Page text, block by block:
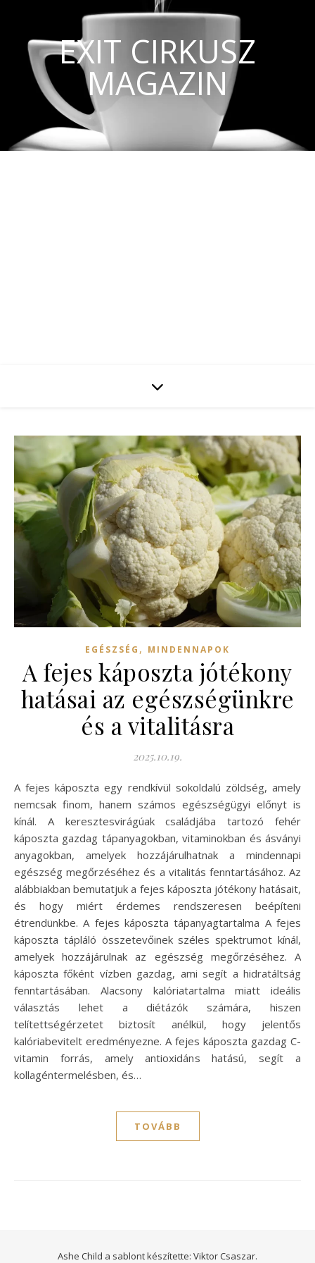
EXIT CIRKUSZ
MAGAZIN
EGÉSZSÉG , MINDENNAPOK
A fejes káposzta jótékony
hatásai az egészségünkre
és a vitalitásra
2025.10.19.
A fejes káposzta egy rendkívül sokoldalú zöldség, amely
nemcsak finom, hanem számos egészségügyi előnyt is
kínál. A keresztesvirágúak családjába tartozó fehér
káposzta gazdag tápanyagokban, vitaminokban és ásványi
anyagokban, amelyek hozzájárulhatnak a mindennapi
egészség megőrzéséhez és a vitalitás fenntartásához. Az
alábbiakban bemutatjuk a fejes káposzta jótékony hatásait,
és hogy miért érdemes rendszeresen beépíteni
étrendünkbe. A fejes káposzta tápanyagtartalma A fejes
káposzta tápláló összetevőinek széles spektrumot kínál,
amelyek hozzájárulnak az egészség megőrzéséhez. A
káposzta főként vízben gazdag, ami segít a hidratáltság
fenntartásában. Alacsony kalóriatartalma miatt ideális
választás lehet a diétázók számára, hiszen
telítettségérzetet biztosít anélkül, hogy jelentős
kalóriabevitelt eredményezne. A fejes káposzta gazdag C-
vitamin forrás, amely antioxidáns hatású, segít a
kollagéntermelésben, és…
TOVÁBB
Ashe Child a sablont készítette: Viktor Csaszar.